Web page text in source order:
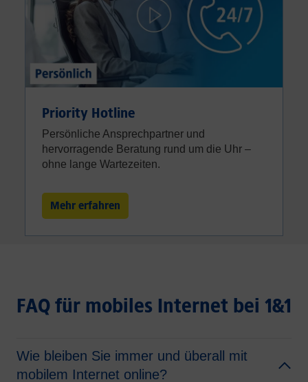
Priority Hotline
Persönliche Ansprechpartner und
hervorragende Beratung rund um die Uhr –
ohne lange Wartezeiten.
Mehr erfahren
FAQ für mobiles Internet bei 1&1
Wie bleiben Sie immer und überall mit
mobilem Internet online?